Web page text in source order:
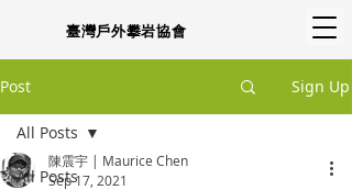
臺灣戶外攀岩協會
Post Sign Up
All Posts
All Posts
陳震宇 | Maurice Chen
Sep 17, 2021